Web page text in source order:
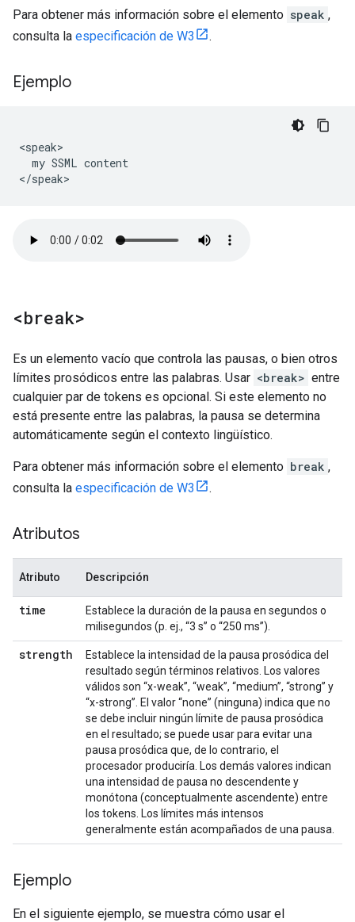
Para obtener más información sobre el elemento speak ,
consulta la especificación de W3 .
Ejemplo
<speak>
  my SSML content
</speak>
<break>
Es un elemento vacío que controla las pausas, o bien otros
límites prosódicos entre las palabras. Usar <break> entre
cualquier par de tokens es opcional. Si este elemento no
está presente entre las palabras, la pausa se determina
automáticamente según el contexto lingüístico.
Para obtener más información sobre el elemento break ,
consulta la especificación de W3 .
Atributos
Atributo Descripción
time
Establece la duración de la pausa en segundos o
milisegundos (p. ej., “3 s” o “250 ms”).
strength
Establece la intensidad de la pausa prosódica del
resultado según términos relativos. Los valores
válidos son “x-weak”, “weak”, “medium”, “strong” y
“x-strong”. El valor “none” (ninguna) indica que no
se debe incluir ningún límite de pausa prosódica
en el resultado; se puede usar para evitar una
pausa prosódica que, de lo contrario, el
procesador produciría. Los demás valores indican
una intensidad de pausa no descendente y
monótona (conceptualmente ascendente) entre
los tokens. Los límites más intensos
generalmente están acompañados de una pausa.
Ejemplo
En el siguiente ejemplo, se muestra cómo usar el